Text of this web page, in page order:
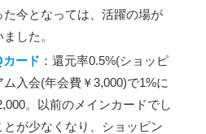
た今となっては、活躍の場が
した。
ード ：還元率0.5%(ショッピ
入会(年会費￥3,000)で1%に
。以前のメインカードでし
が少なくなり、ショッピン